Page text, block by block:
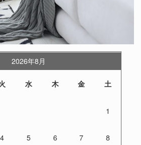
2026年8月
水 木 金 土
1
4 5 6 7 8